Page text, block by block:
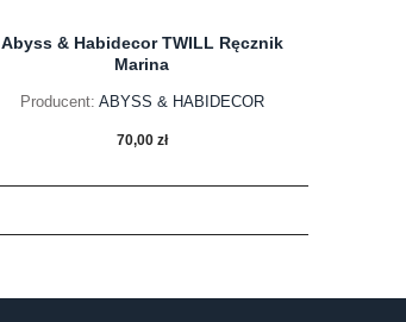
Abyss & Habidecor TWILL Ręcznik
Marina
Producent: ABYSS & HABIDECOR
70,00 zł